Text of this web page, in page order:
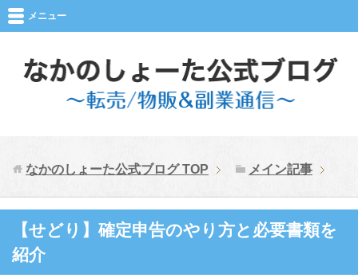
メニュー
なかのしょーた公式ブログTOP メイン記事
【せどり】確定申告のやり方と必要書類を
紹介